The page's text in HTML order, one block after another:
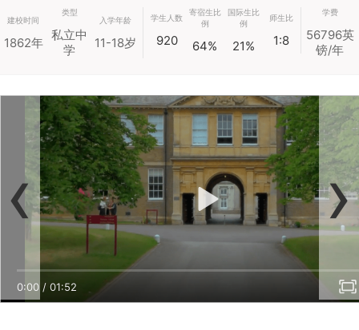
建校时间
1862年
类型
私立中
学
入学年龄
11-18岁
学生人数
920
寄宿生比
例
64%
国际生比
例
21%
师生比
1:8
学费
56796英
镑/年
0:00 /01:52
还有人没看过诺兰的电影？他如何能拍出如此脑洞大
儿中小学留学名人轶事之Haileybury School
IB和A-Level双轨同行！Haileybury
‹ ›